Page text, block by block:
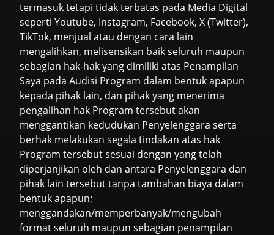
termasuk tetapi tidak terbatas pada Media Digital
seperti Youtube, Instagram, Facebook, X (Twitter),
TikTok, menjual atau dengan cara lain
mengalihkan, melisensikan baik seluruh maupun
sebagian hak-hak yang dimiliki atas Penampilan
Saya pada Audisi Program dalam bentuk apapun
kepada pihak lain, dan pihak yang menerima
pengalihan hak Program tersebut akan
menggantikan kedudukan Penyelenggara serta
berhak melakukan segala tindakan atas hak
Program tersebut sesuai dengan yang telah
diperjanjikan oleh dan antara Penyelenggara dan
pihak lain tersebut tanpa tambahan biaya dalam
bentuk apapun;
menggandakan/memperbanyak/mengubah
format seluruh maupun sebagian penampilan